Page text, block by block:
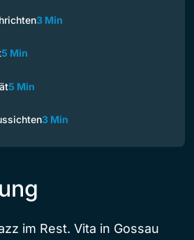
3 Min
5 Min
5 Min
3 Min
im Rest. Vita in Gossau